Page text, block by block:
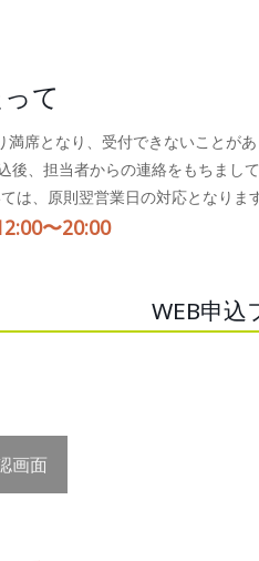
て
席となり、受付できないことが
後、担当者からの連絡をもちまし
は、原則翌営業日の対応となります
〜20:00
WEB申込
画面